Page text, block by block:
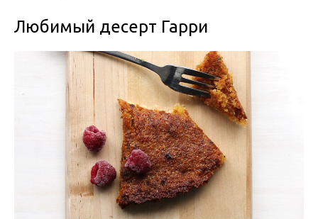
Любимый десерт Гарри